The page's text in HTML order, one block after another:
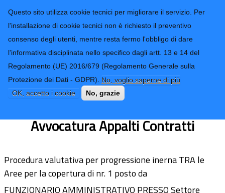
Questo sito utilizza cookie tecnici per migliorare il servizio. Per
l'installazione di cookie tecnici non è richiesto il preventivo
consenso degli utenti, mentre resta fermo l'obbligo di dare
l'informativa disciplinata nello specifico dagli artt. 13 e 14 del
Regolamento (UE) 2016/679 (Regolamento Generale sulla
Protezione dei Dati - GDPR). No, voglio saperne di più
OK, accetto i cookie
No, grazie
Provincia di
Imperia
CONTATTI-URP
TRASPARENZA
Form di ricerca
Procedura Progressione TRA le Aree -
1 posto Funzionario Amministrativo-
Avvocatura Appalti Contratti
Procedura valutativa per progressione inerna TRA le
Aree per la copertura di nr. 1 posto da
FUNZIONARIO AMMINISTRATIVO PRESSO Settore